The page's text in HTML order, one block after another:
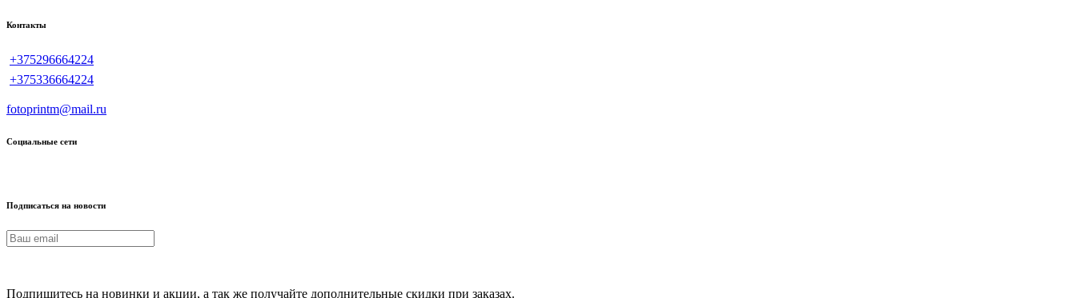
Контакты
+375296664224
+375336664224
fotoprintm@mail.ru
Социальные сети
Подписаться на новости
Подпишитесь на новинки и акции, а так же получайте дополнительные скидки при заказах.